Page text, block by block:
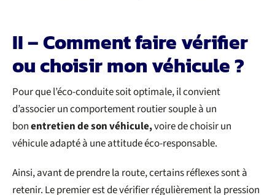
II – Comment faire vérifier
ou choisir mon véhicule ?
Pour que l’éco-conduite soit optimale, il convient
d’associer un comportement routier souple à un
bonentretien de son véhicule,voire de choisir un
véhicule adapté à une attitude éco-responsable.
Ainsi, avant de prendre la route, certains réflexes sont à
retenir. Le premier est de vérifier régulièrement la pression